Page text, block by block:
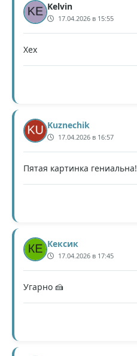
Kelvin
17.04.2026 в 15:55
Хех
Kuznechik
17.04.2026 в 16:57
Пятая картинка гениальна!
Кексик
17.04.2026 в 17:45
Угарно 🍰